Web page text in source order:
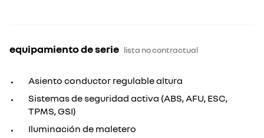
equipamiento de serie lista no contractual
Asiento conductor regulable altura
Sistemas de seguridad activa (ABS, AFU, ESC,
TPMS, GSI)
Iluminación de maletero